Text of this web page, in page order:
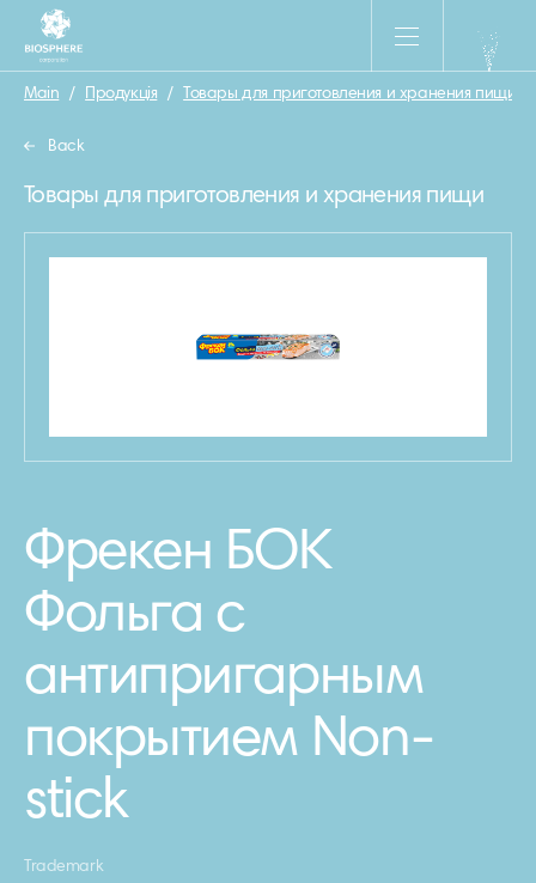
Main / Продукція / Товары для приготовления и хранения пищи
Back
Товары для приготовления и хранения пищи
Фрекен БОК
Фольга с
антипригарным
покрытием Non-
stick
Trademark